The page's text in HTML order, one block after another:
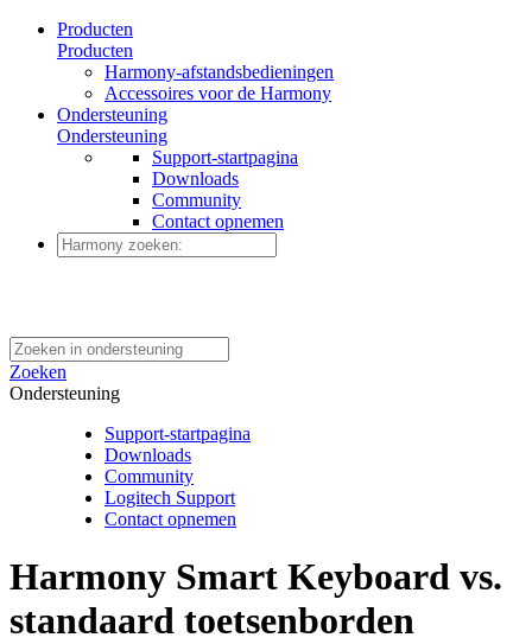
Producten
Producten
Harmony-afstandsbedieningen
Accessoires voor de Harmony
Ondersteuning
Ondersteuning
Support-startpagina
Downloads
Community
Contact opnemen
Zoeken
Ondersteuning
Support-startpagina
Downloads
Community
Logitech Support
Contact opnemen
Harmony Smart Keyboard vs.
standaard toetsenborden